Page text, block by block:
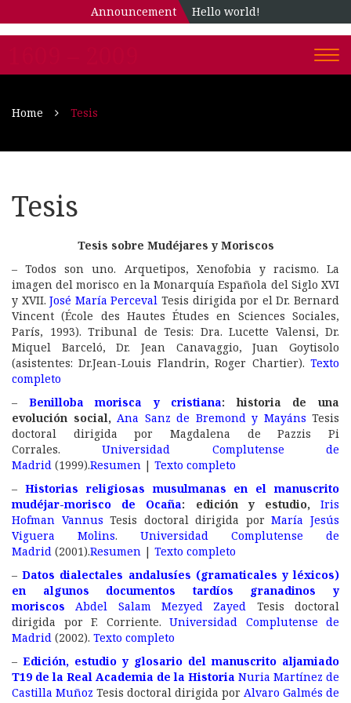
Announcement Hello world!
Home Tesis
Tesis
Tesis sobre Mudéjares y Moriscos
– Todos son uno. Arquetipos, Xenofobia y racismo. La
imagen del morisco en la Monarquía Española del Siglo XVI
y XVII.José María Perceval Tesis dirigida por el Dr. Bernard
Vincent (École des Hautes Études en Sciences Sociales,
París, 1993). Tribunal de Tesis: Dra. Lucette Valensi, Dr.
Miquel Barceló, Dr. Jean Canavaggio, Juan Goytisolo
(asistentes: Dr.Jean-Louis Flandrin, Roger Chartier). Texto
completo
– Benilloba morisca y cristiana: historia de una
evolución social, Ana Sanz de Bremond y Mayáns Tesis
doctoral dirigida por Magdalena de Pazzis Pi
Corrales.Universidad Complutense de
Madrid (1999).Resumen | Texto completo
– Historias religiosas musulmanas en el manuscrito
mudéjar-morisco de Ocaña: edición y estudio,Iris
Hofman Vannus Tesis doctoral dirigida por María Jesús
Viguera Molins. Universidad Complutense de
Madrid (2001).Resumen | Texto completo
–Datos dialectales andalusíes (gramaticales y léxicos)
en algunos documentos tardíos granadinos y
moriscos
Abdel Salam Mezyed Zayed Tesis doctoral
dirigida por F. Corriente. Universidad Complutense de
Madrid (2002). Texto completo
– Edición, estudio y glosario del manuscrito aljamiado
T19 de la Real Academia de la Historia Nuria Martínez de
Castilla Muñoz Tesis doctoral dirigida por Alvaro Galmés de